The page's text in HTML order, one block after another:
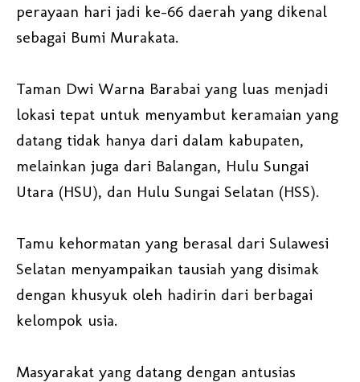
perayaan hari jadi ke-66 daerah yang dikenal
sebagai Bumi Murakata.
Taman Dwi Warna Barabai yang luas menjadi
lokasi tepat untuk menyambut keramaian yang
datang tidak hanya dari dalam kabupaten,
melainkan juga dari Balangan, Hulu Sungai
Utara (HSU), dan Hulu Sungai Selatan (HSS).
Tamu kehormatan yang berasal dari Sulawesi
Selatan menyampaikan tausiah yang disimak
dengan khusyuk oleh hadirin dari berbagai
kelompok usia.
Masyarakat yang datang dengan antusias